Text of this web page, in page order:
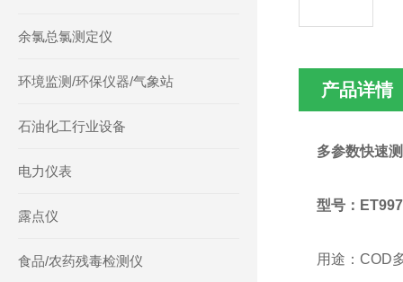
余氯总氯测定仪
环境监测/环保仪器/气象站
石油化工行业设备
电力仪表
露点仪
食品/农药残毒检测仪
产品详情
多参数快速
型号：
用途：COD